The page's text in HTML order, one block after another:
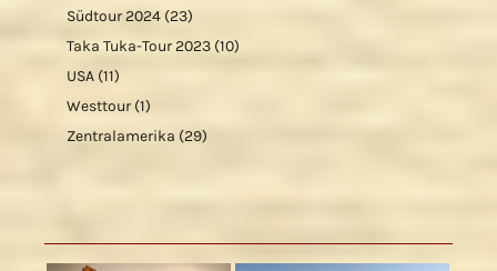
Südtour 2024 (23)
Taka Tuka-Tour 2023 (10)
USA (11)
Westtour (1)
Zentralamerika (29)